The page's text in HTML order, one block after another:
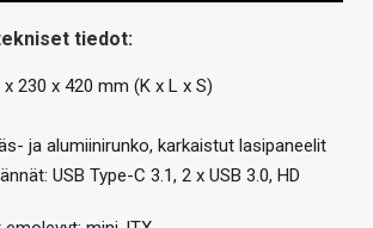
tiedot:
230 x 420 mm (K x L x S)
ja alumiinirunko, karkaistut lasipaneelit
USB Type-C 3.1, 2 x USB 3.0, HD